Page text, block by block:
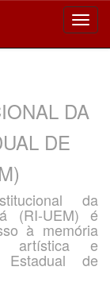
DA
DE
da
(RI-UEM) é
à memória
artística e
Estadual de